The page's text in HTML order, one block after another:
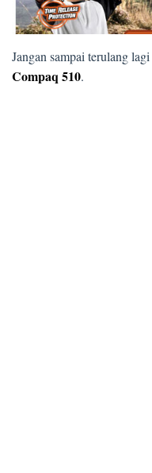
Jangan sampai terulang lagi
Compaq 510.